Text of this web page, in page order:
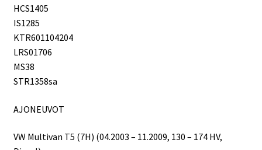
HCS1405
IS1285
KTR601104204
LRS01706
MS38
STR1358sa
AJONEUVOT
VW Multivan T5 (7H) (04.2003 – 11.2009, 130 – 174 HV,